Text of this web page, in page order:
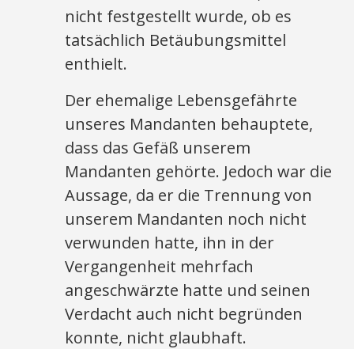
nicht festgestellt wurde, ob es
tatsächlich Betäubungsmittel
enthielt.
Der ehemalige Lebensgefährte
unseres Mandanten behauptete,
dass das Gefäß unserem
Mandanten gehörte. Jedoch war die
Aussage, da er die Trennung von
unserem Mandanten noch nicht
verwunden hatte, ihn in der
Vergangenheit mehrfach
angeschwärzte hatte und seinen
Verdacht auch nicht begründen
konnte, nicht glaubhaft.